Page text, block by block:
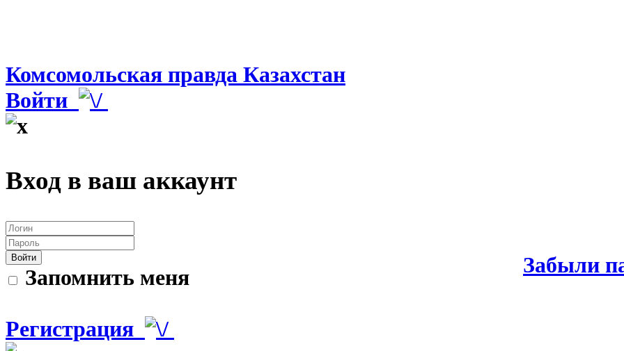
Комсомольская правда Казахстан
Войти
Вход в ваш аккаунт
Войти
Запомнить меня Забыли
Регистрация